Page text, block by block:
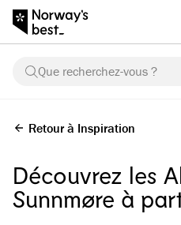
Que recherchez-vous ?
Retour à Inspiration
Découvrez les
Sunnmøre à